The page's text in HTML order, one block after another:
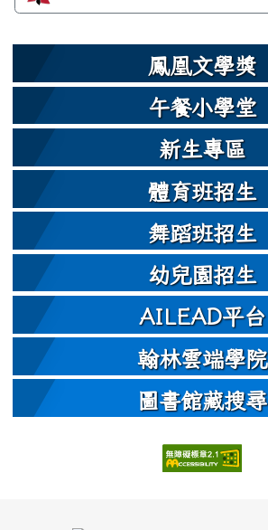
鳳凰文學獎
午餐小學堂
新生專區
體育班招生
舞蹈班招生
幼兒園招生
AILEAD平台
翰林雲端學院
圖書館藏搜尋